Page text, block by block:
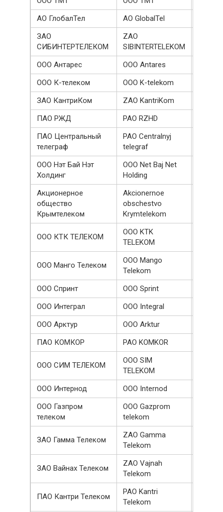
АО ГлобалТел
AO GlobalTel
ЗАО
СИБИНТЕРТЕЛЕКОМ
ZAO
SIBINTERTELEKOM
ООО Антарес OOO Antares
ООО К-телеком
OOO K-telekom
ЗАО КантриКом
ZAO KantriKom
ПАО РЖД
PAO RZHD
ПАО Центральный
телеграф
PAO Centralnyj
telegraf
ООО Нэт Бай Нэт
Холдинг
OOO Net Baj Net
Holding
Акционерное
общество
Крымтелеком
Akcionernoe
obschestvo
Krymtelekom
ООО КТК ТЕЛЕКОМ
OOO KTK
TELEKOM
ООО Манго Телеком
OOO Mango
Telekom
ООО Спринт OOO Sprint
ООО Интеграл
OOO Integral
ООО Арктур
OOO Arktur
ПАО КОМКОР
PAO KOMKOR
ООО СИМ ТЕЛЕКОМ
OOO SIM
TELEKOM
ООО Интернод OOO Internod
ООО Газпром
телеком
OOO Gazprom
telekom
ЗАО Гамма Телеком
ZAO Gamma
Telekom
ЗАО Вайнах Телеком
ZAO Vajnah
Telekom
ПАО Кантри Телеком
PAO Kantri
Telekom